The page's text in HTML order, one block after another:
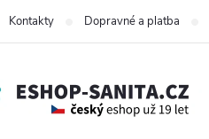
Kontakty Dopravné a platba